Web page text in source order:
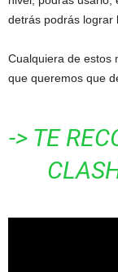
detrás podrás lograr
Cualquiera de estos
que queremos que
-> TE